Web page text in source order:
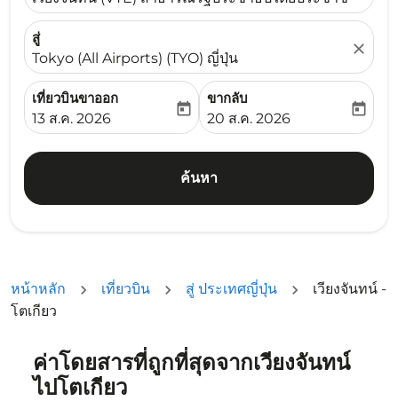
สู่
Tokyo (All Airports) (TYO) ญี่ปุ่น
close
เที่ยวบินขาออก
fc-booking-departure-date-aria-label
13 ส.ค. 2026
today
ขากลับ
fc-booking-return-date-
20 ส.ค. 2026
today
ค้นหา
หน้าหลัก เที่ยวบิน สู่ ประเทศญี่ปุ่น
เวียงจันทน์ -
โตเกียว
ค่าโดยสารที่ถูกที่สุดจากเวียงจันทน์
ไปโตเกียว
ลองอัปเดตเส้นทางของคุณ (ต้นทางและ/หรือปลายทาง) หรื